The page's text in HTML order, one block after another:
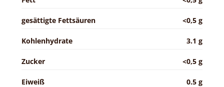
gesättigte Fettsäuren <0,5 g
Kohlenhydrate 3.1 g
Zucker <0,5 g
Eiweiß 0.5 g